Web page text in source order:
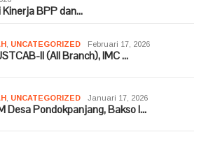
Kinerja BPP dan…
UNCATEGORIZED Februari 17, 2026
II (All Branch), IMC …
UNCATEGORIZED Januari 17, 2026
Desa Pondokpanjang, Bakso I…